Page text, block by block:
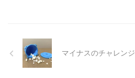
マイナスのチャレンジ